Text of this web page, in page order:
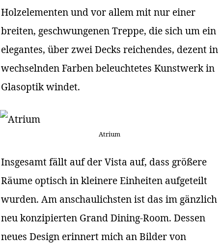
Holzelementen und vor allem mit nur einer
breiten, geschwungenen Treppe, die sich um ein
elegantes, über zwei Decks reichendes, dezent in
wechselnden Farben beleuchtetes Kunstwerk in
Glasoptik windet.
Atrium
Insgesamt fällt auf der Vista auf, dass größere
Räume optisch in kleinere Einheiten aufgeteilt
wurden. Am anschaulichsten ist das im gänzlich
neu konzipierten Grand Dining-Room. Dessen
neues Design erinnert mich an Bilder von